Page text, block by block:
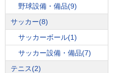
野球設備・備品(9)
サッカー(8)
サッカーボール(1)
サッカー設備・備品(7)
テニス(2)